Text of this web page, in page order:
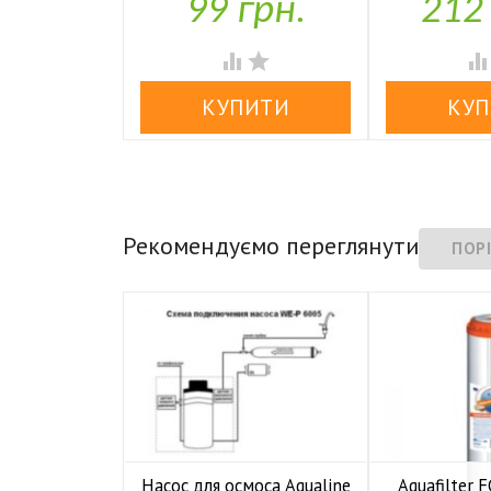
99 грн.
 
212

Рекомендуємо переглянути
Насос для осмоса Aqualine
Aquafilter